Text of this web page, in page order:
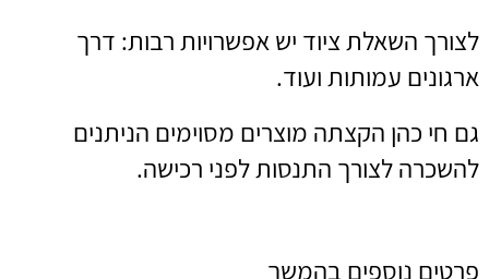
לצורך השאלת ציוד יש אפשרויות רבות: דרך
ארגונים עמותות ועוד.
גם חי כהן הקצתה מוצרים מסוימים הניתנים
להשכרה לצורך התנסות לפני רכישה.
פרטים נוספים בהמשך